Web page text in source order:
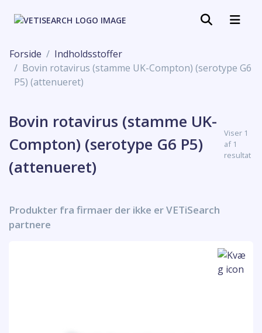
Forside
Indholdsstoffer
Bovin rotavirus (stamme UK-Compton) (serotype G6
P5) (attenueret)
Bovin rotavirus (stamme UK-
Compton) (serotype G6 P5)
(attenueret)
Viser 1
af 1
resultat
Produkter fra firmaer der ikke er VETiSearch
partnere